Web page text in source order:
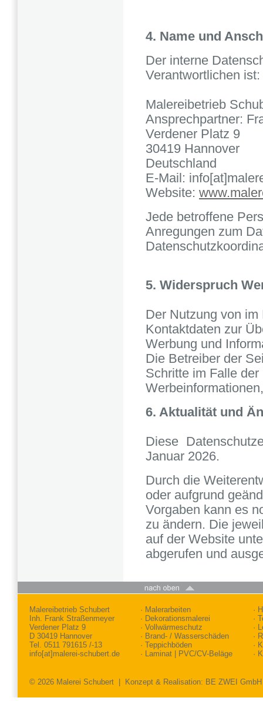
4. Name und
Der interne
Verantwortlichen ist:
Malereibetrieb
Ansprechpartner:
Verdener Platz 9
30419 Hannover
Deutschland
E-Mail:
Website:
Jede betroffene
Anregungen zum
5. Widerspruch
Der Nutzung von
Kontaktdaten zur
Werbung und
Die Betreiber der
Schritte im Falle
6. Aktualität und
Diese
Januar 2026.
Durch die
oder aufgrund
Vorgaben kann es
zu ändern. Die
auf der Website
abgerufen und
Malereibetrieb Schubert
Inh. Frank Straßenmeyer
Verdener Platz 9
D 30419 Hannover
Tel. 0511 791615 /-13
info[at]malerei-schubert.de
· Malerarbeiten
· Dekorationsmalerei
· Vollwärmeschutz
· Brand- / Wasserschäden
· Teppichböden
· Laminat | PVC/CV-Beläge
·
·
·
·
·
·
© 2026 Malerei Schubert | Konzept & Realisation: BE ZWEI GmbH